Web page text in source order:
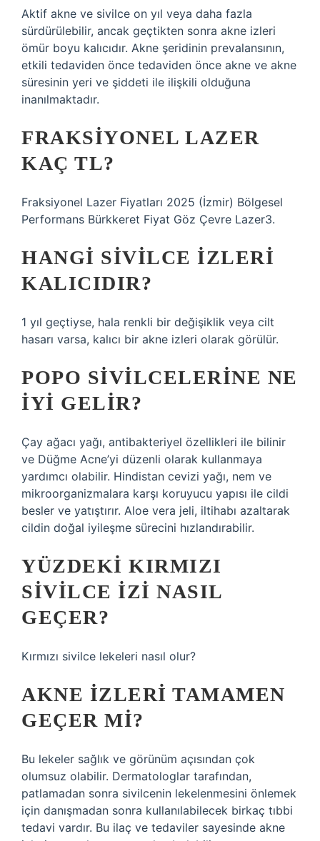
Aktif akne ve sivilce on yıl veya daha fazla
sürdürülebilir, ancak geçtikten sonra akne izleri
ömür boyu kalıcıdır. Akne şeridinin prevalansının,
etkili tedaviden önce tedaviden önce akne ve akne
süresinin yeri ve şiddeti ile ilişkili olduğuna
inanılmaktadır.
FRAKSIYONEL LAZER
KAÇ TL?
Fraksiyonel Lazer Fiyatları 2025 (İzmir) Bölgesel
Performans Bürkkeret Fiyat Göz Çevre Lazer3.
HANGI SIVILCE IZLERI
KALICIDIR?
1 yıl geçtiyse, hala renkli bir değişiklik veya cilt
hasarı varsa, kalıcı bir akne izleri olarak görülür.
POPO SIVILCELERINE NE
IYI GELIR?
Çay ağacı yağı, antibakteriyel özellikleri ile bilinir
ve Düğme Acne’yi düzenli olarak kullanmaya
yardımcı olabilir. Hindistan cevizi yağı, nem ve
mikroorganizmalara karşı koruyucu yapısı ile cildi
besler ve yatıştırır. Aloe vera jeli, iltihabı azaltarak
cildin doğal iyileşme sürecini hızlandırabilir.
YÜZDEKI KIRMIZI
SIVILCE IZI NASIL
GEÇER?
Kırmızı sivilce lekeleri nasıl olur?
AKNE IZLERI TAMAMEN
GEÇER MI?
Bu lekeler sağlık ve görünüm açısından çok
olumsuz olabilir. Dermatologlar tarafından,
patlamadan sonra sivilcenin lekelenmesini önlemek
için danışmadan sonra kullanılabilecek birkaç tıbbi
tedavi vardır. Bu ilaç ve tedaviler sayesinde akne